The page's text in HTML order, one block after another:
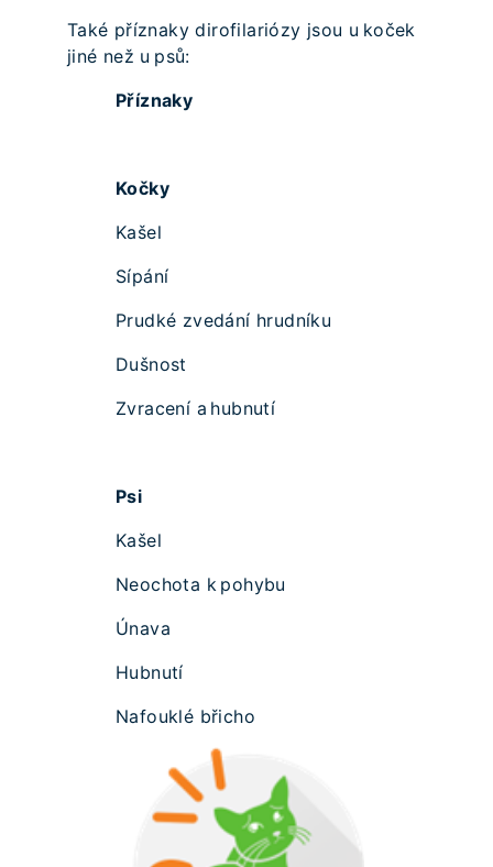
Také příznaky dirofilariózy jsou u koček
jiné než u psů:
Příznaky
Kočky
Kašel
Sípání
Prudké zvedání hrudníku
Dušnost
Zvracení a hubnutí
Psi
Kašel
Neochota k pohybu
Únava
Hubnutí
Nafouklé břicho